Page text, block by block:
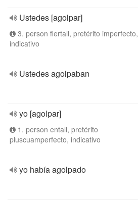
Ustedes [agolpar]
3. person flertall, pretérito imperfecto,
indicativo
Ustedes agolpaban
yo [agolpar]
1. person entall, pretérito
pluscuamperfecto, indicativo
yo había agolpado